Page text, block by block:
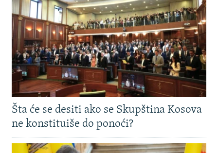
Šta će se desiti ako se Skupština Kosova
ne konstituiše do ponoći?